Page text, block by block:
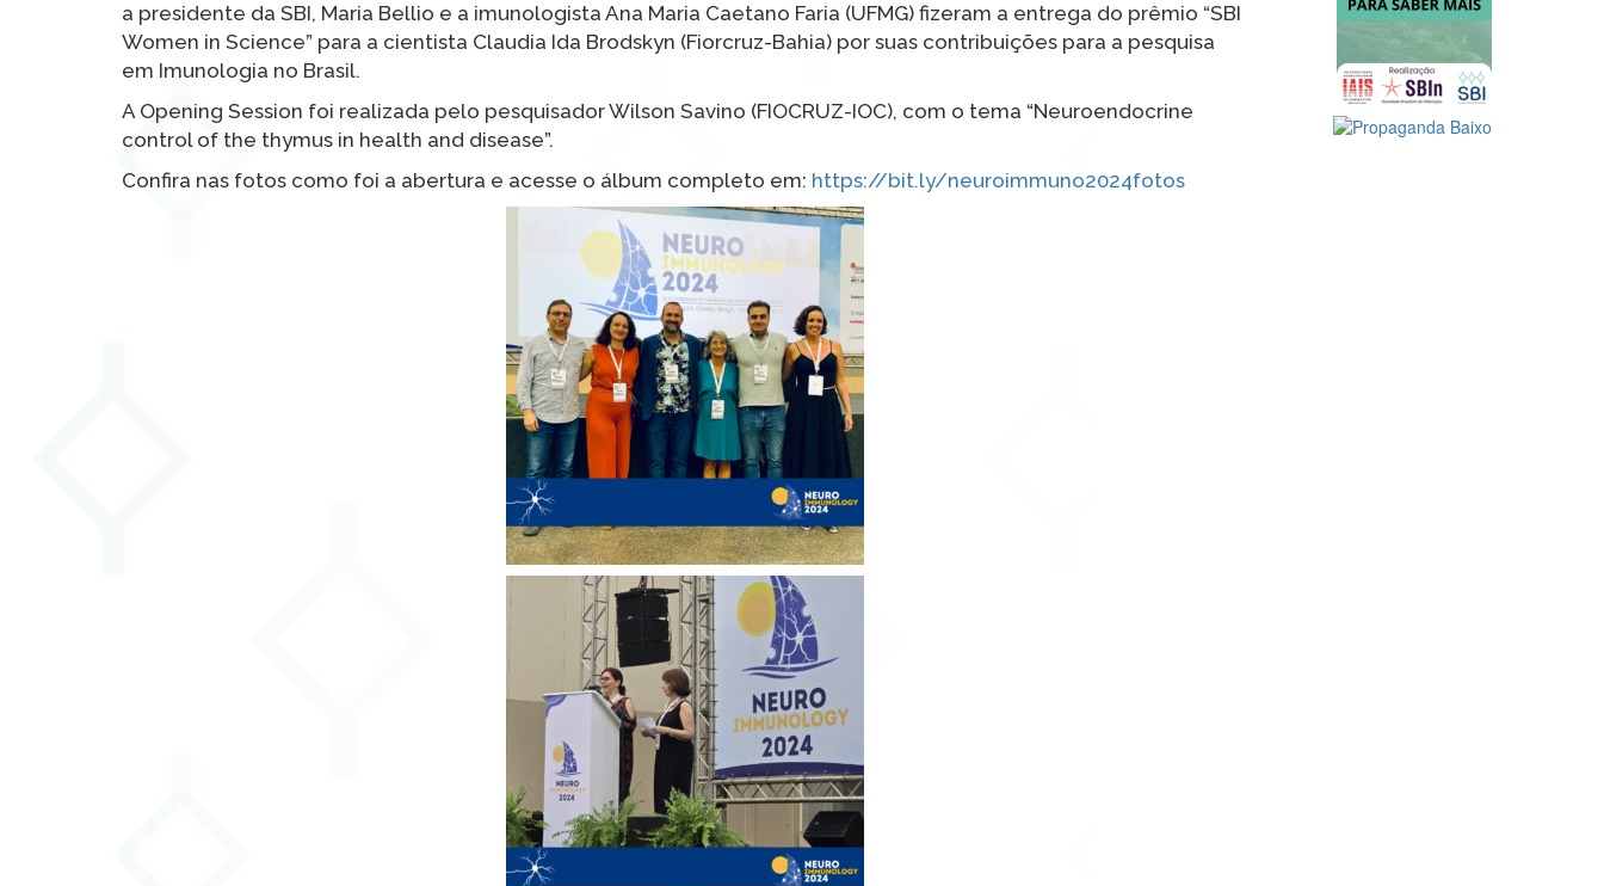
a presidente da SBI, Maria Bellio e a imunologista Ana Maria Caetano Faria (UFMG) fizeram a entrega do prêmio “SBI
Women in Science” para a cientista Claudia Ida Brodskyn (Fiorcruz-Bahia) por suas contribuições para a pesquisa
em Imunologia no Brasil.
A Opening Session foi realizada pelo pesquisador Wilson Savino (FIOCRUZ-IOC), com o tema “Neuroendocrine
control of the thymus in health and disease”.
Confira nas fotos como foi a abertura e acesse o álbum completo em: https://bit.ly/neuroimmuno2024fotos